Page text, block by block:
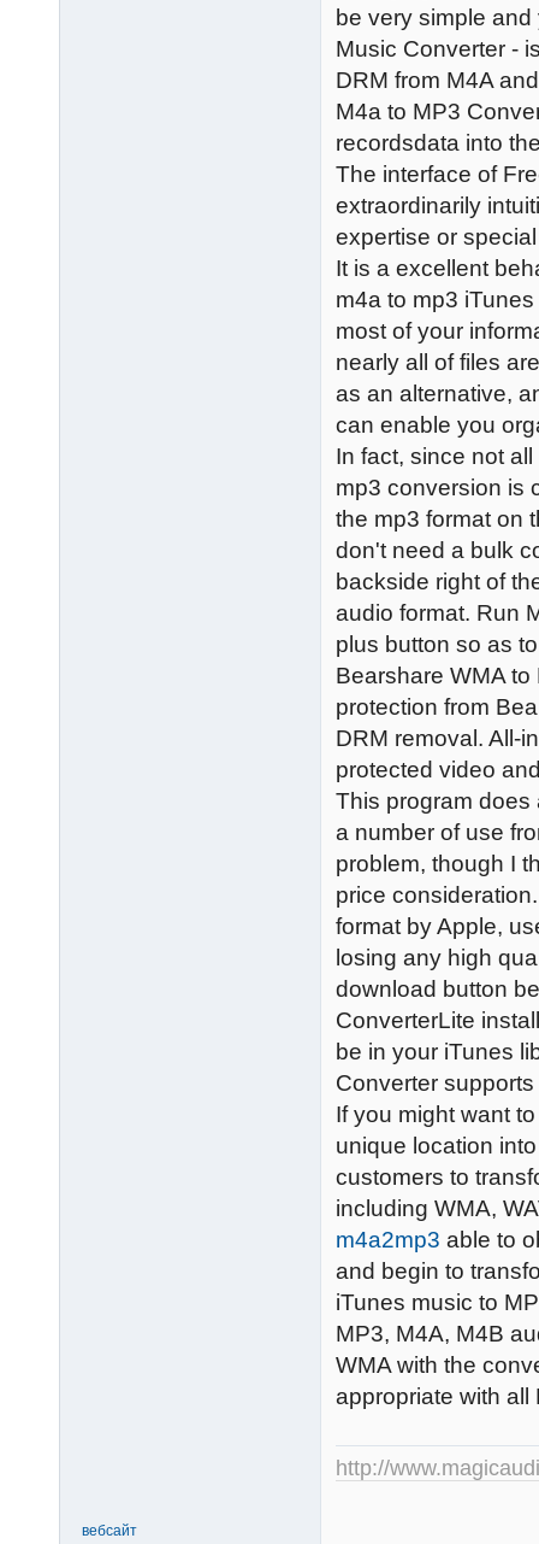
be very simple
Music Converter -
DRM from M4A
M4a to MP3
recordsdata into
The interface of
extraordinarily
expertise or
It is a excellent
m4a to mp3
most of your
nearly all of files
as an alternative,
can enable you
In fact, since not
mp3 conversion is
the mp3 format on
don't need a bulk
backside right of
audio format. Run
plus button so as
Bearshare WMA
protection from
DRM removal. All-
protected video
This program does
a number of use
problem, though I
price
format by Apple,
losing any high
download button
ConverterLite
be in your iTunes
Converter
If you might want
unique location
customers to
including WMA,
m4a2mp3 able to
and begin to
iTunes music to
MP3, M4A, M4B
WMA with the
appropriate with
http://
вебсайт